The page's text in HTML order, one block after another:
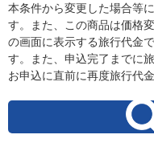
本条件から変更した場合等
す。また、この商品は価格
の画面に表示する旅行代金
す。また、申込完了までに
お申込に直前に再度旅行代